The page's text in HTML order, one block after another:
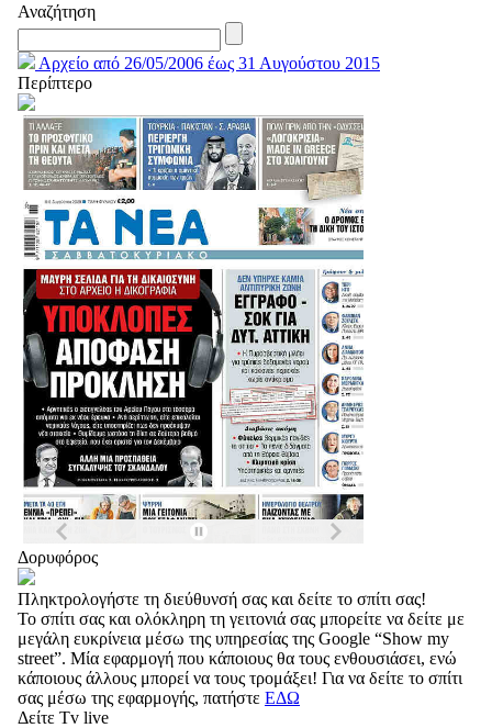
Αναζήτηση
Αρχείο από 26/05/2006 έως 31 Αυγούστου 2015
Περίπτερο
Δορυφόρος
Πληκτρολογήστε τη διεύθυνσή σας και δείτε το σπίτι σας!
Το σπίτι σας και ολόκληρη τη γειτονιά σας μπορείτε να δείτε με
μεγάλη ευκρίνεια μέσω της υπηρεσίας της Google “Show my
street”. Μία εφαρμογή που κάποιους θα τους ενθουσιάσει, ενώ
κάποιους άλλους μπορεί να τους τρομάξει! Για να δείτε το σπίτι
σας μέσω της εφαρμογής, πατήστε ΕΔΩ
Δείτε Tv live